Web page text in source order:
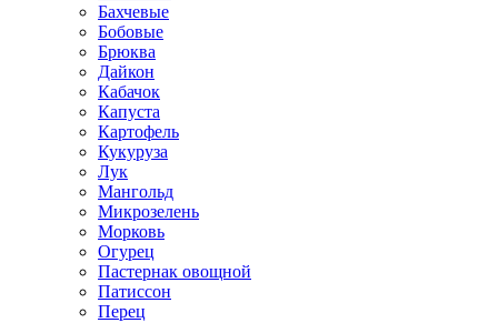
Бахчевые
Бобовые
Брюква
Дайкон
Кабачок
Капуста
Картофель
Кукуруза
Лук
Мангольд
Микрозелень
Морковь
Огурец
Пастернак овощной
Патиссон
Перец